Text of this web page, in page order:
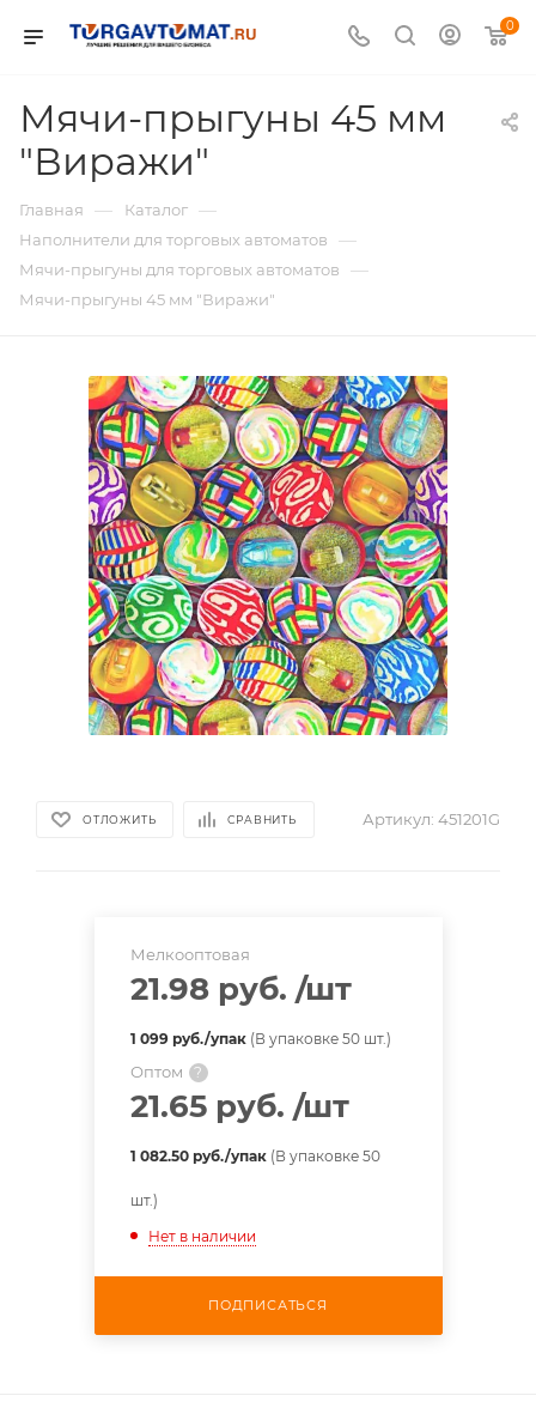
0
Мячи-прыгуны 45 мм
"Виражи"
Главная — Каталог —
Наполнители для торговых автоматов —
Мячи-прыгуны для торговых автоматов —
Мячи-прыгуны 45 мм "Виражи"
ОТЛОЖИТЬ СРАВНИТЬ Артикул: 451201G
Мелкооптовая
21.98 руб. /шт
1 099 руб./упак(В упаковке 50 шт.)
Оптом ?
21.65 руб. /шт
1 082.50 руб./упак(В упаковке 50
шт.)
Нет в наличии
ПОДПИСАТЬСЯ